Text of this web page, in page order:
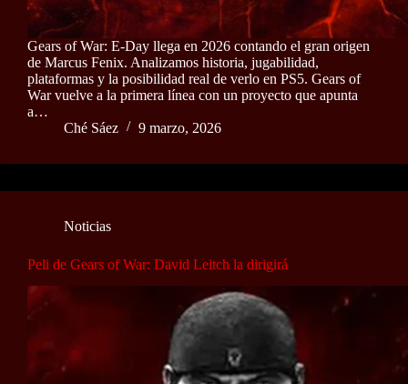
Gears of War: E-Day llega en 2026 contando el gran origen
de Marcus Fenix. Analizamos historia, jugabilidad,
plataformas y la posibilidad real de verlo en PS5. Gears of
War vuelve a la primera línea con un proyecto que apunta
a…
Ché Sáez
9 marzo, 2026
Noticias
Peli de Gears of War: David Leitch la dirigirá